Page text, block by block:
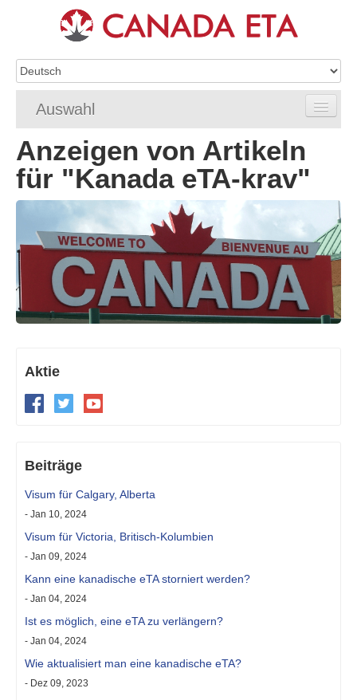
Auswahl
Home
eTA-Antragstellung
eTA-Anforderungen
eTA FAQ
eTA Status
Ressourcen
Anzeigen von Artikeln
für "Kanada eTA-krav"
Aktie
Beiträge
Visum für Calgary, Alberta
- Jan 10, 2024
Visum für Victoria, Britisch-Kolumbien
- Jan 09, 2024
Kann eine kanadische eTA storniert werden?
- Jan 04, 2024
Ist es möglich, eine eTA zu verlängern?
- Jan 04, 2024
Wie aktualisiert man eine kanadische eTA?
- Dez 09, 2023